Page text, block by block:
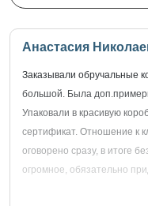
Анастасия
Заказывали обручальные
большой. Была
Упаковали в красивую
сертификат. Отношение к
оговорено сразу, в итоге
огромное, обязательно